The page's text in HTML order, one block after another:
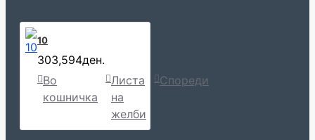
10
303,594ден.
Во
кошничка
Листа
на
желби
Спореди